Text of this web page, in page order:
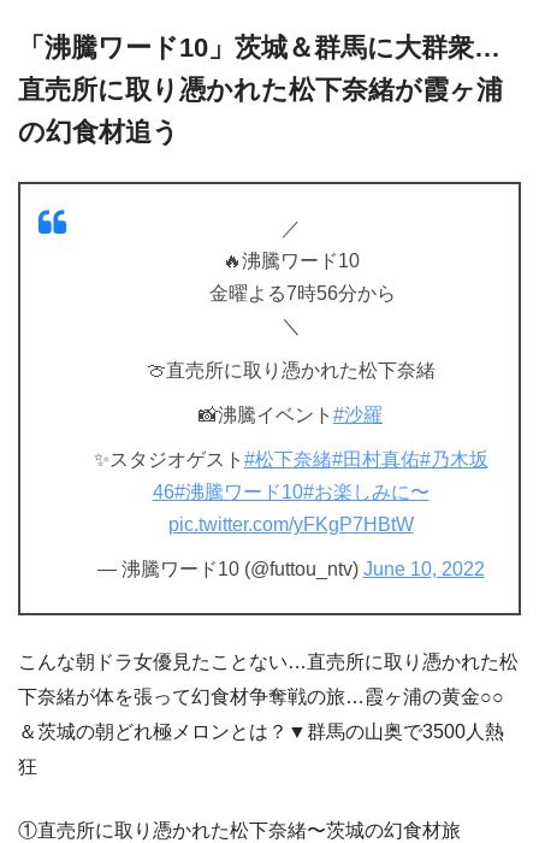
「沸騰ワード10」茨城＆群馬に大群衆…
直売所に取り憑かれた松下奈緒が霞ヶ浦
の幻食材追う
／
🔥沸騰ワード10
金曜よる7時56分から
＼
🍈直売所に取り憑かれた松下奈緒
📸沸騰イベント #沙羅
✨スタジオゲスト #松下奈緒#田村真佑#乃木坂
46#沸騰ワード10#お楽しみに〜
pic.twitter.com/yFKgP7HBtW
— 沸騰ワード10 (@futtou_ntv) June 10, 2022
こんな朝ドラ女優見たことない…直売所に取り憑かれた松
下奈緒が体を張って幻食材争奪戦の旅…霞ヶ浦の黄金○○
＆茨城の朝どれ極メロンとは？▼群馬の山奥で3500人熱
狂
①直売所に取り憑かれた松下奈緒〜茨城の幻食材旅